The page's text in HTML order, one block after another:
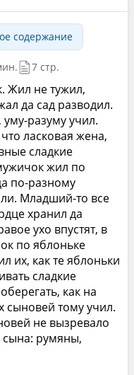
содержание
7 стр.
Жил не тужил,
да сад разводил.
разуму учил.
ласковая жена,
сладкие
жил по
по-разному
Младший-то все
хранил да
ухо впустят, в
по яблоньке
их, как те яблоньки
сладкие
как на
сыновей тому учил.
не вызревало
сына: румяны,